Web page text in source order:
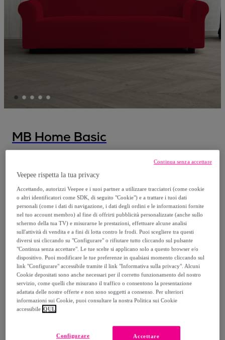
MB Home Basic
COPRIDIVANO ELASTICO FASHIONABLE –
BORDEAUX
A partire da
32,90 €
80, €
-58%
Venduto daDatex-Trade
Veepee rispetta la tua privacy
Accettando, autorizzi Veepee e i suoi partner a utilizzare tracciatori (come cookie
o altri identificatori come SDK, di seguito "Cookie") e a trattare i tuoi dati
personali (come i dati di navigazione, i dati degli ordini e le informazioni fornite
nel tuo account membro) al fine di offrirti pubblicità personalizzate (anche sullo
schermo della tua TV) e misurarne le prestazioni, effettuare alcune analisi
sull'attività di vendita e a fini di lotta contro le frodi. Puoi scegliere tra questi
diversi usi cliccando su "Configurare" o rifiutare tutto cliccando sul pulsante
"Continua senza accettare". Le tue scelte si applicano solo a questo browser e/o
dispositivo. Puoi modificare le tue preferenze in qualsiasi momento cliccando sul
link "Configurare" accessibile tramite il link "Informativa sulla privacy". Alcuni
Cookie depositati sono anche necessari per il corretto funzionamento del nostro
servizio, come quelli che misurano il traffico o consentono la presentazione
adattata delle nostre offerte e non sono soggetti a consenso. Per ulteriori
informazioni sui Cookie, puoi consultare la nostra Politica sui Cookie
accessibile QUI.
Accettare
Configurare
Continua senza accettare